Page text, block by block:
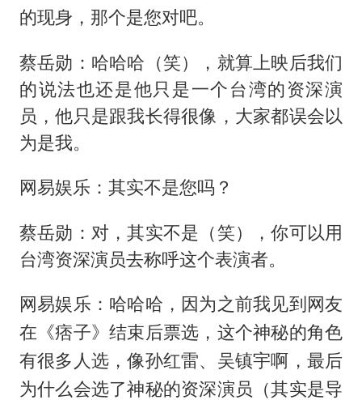
的现身，那个是您对吧。
蔡岳勋：哈哈哈（笑），就算上映后我们
的说法也还是他只是一个台湾的资深演
员，他只是跟我长得很像，大家都误会以
为是我。
网易娱乐：其实不是您吗？
蔡岳勋：对，其实不是（笑），你可以用
台湾资深演员去称呼这个表演者。
网易娱乐：哈哈哈，因为之前我见到网友
在《痞子》结束后票选，这个神秘的角色
有很多人选，像孙红雷、吴镇宇啊，最后
为什么会选了神秘的资深演员（其实是导